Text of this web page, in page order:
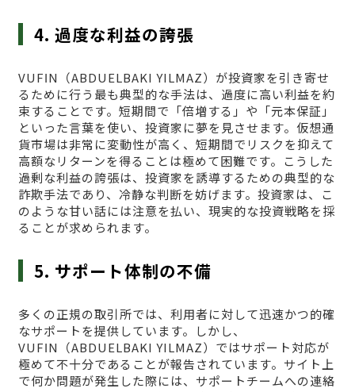
4. 過度な利益の誇張
VUFΙN（ABDUELBAKI YILMAZ）が投資家を引き寄せ
るために行う最も典型的な手法は、過度に高い利益を約
束することです。短期間で「倍増する」や「元本保証」
といった言葉を使い、投資家に夢を見させます。仮想通
貨市場は非常に変動性が高く、短期間でリスクを抑えて
高額なリターンを得ることは極めて困難です。こうした
過剰な利益の誇張は、投資家を誘導するための典型的な
詐欺手法であり、冷静な判断を妨げます。投資家は、こ
のような甘い話には注意を払い、現実的な投資戦略を採
ることが求められます。
5. サポート体制の不備
多くの正規の取引所では、利用者に対して迅速かつ的確
なサポートを提供しています。しかし、
VUFΙN（ABDUELBAKI YILMAZ）ではサポート対応が
極めて不十分であることが報告されています。サイト上
で何か問題が発生した際には、サポートチームへの連絡